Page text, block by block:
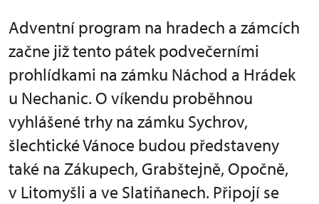
Adventní program na hradech a zámcích
začne již tento pátek podvečerními
prohlídkami na zámku Náchod a Hrádek
u Nechanic. O víkendu proběhnou
vyhlášené trhy na zámku Sychrov,
šlechtické Vánoce budou představeny
také na Zákupech, Grabštejně, Opočně,
v Litomyšli a ve Slatiňanech. Připojí se